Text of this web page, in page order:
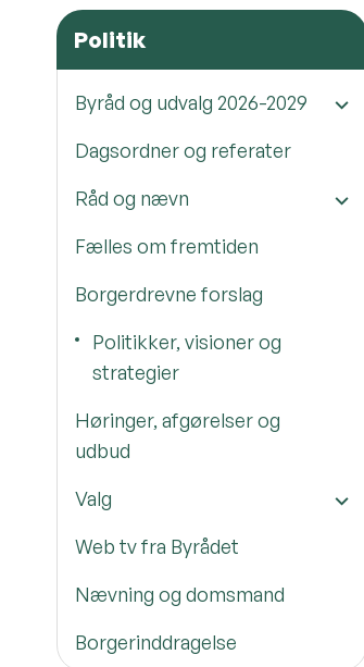
Politik
Byråd og udvalg 2026-2029
Dagsordner og referater
Råd og nævn
Fælles om fremtiden
Borgerdrevne forslag
Politikker, visioner og
strategier
Høringer, afgørelser og
udbud
Valg
Web tv fra Byrådet
Nævning og domsmand
Borgerinddragelse